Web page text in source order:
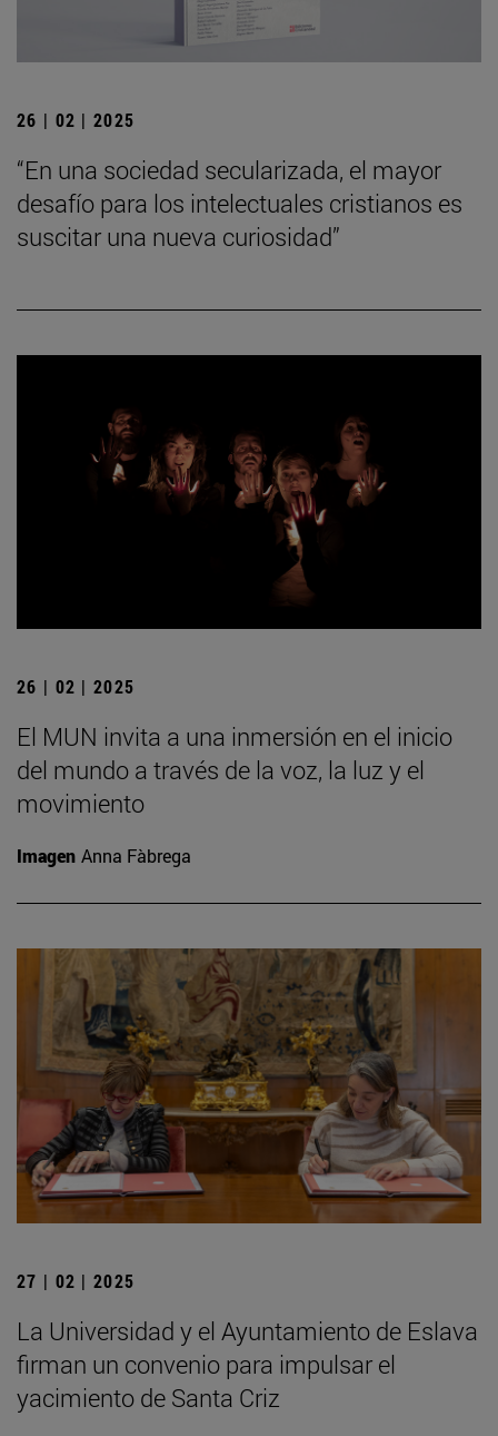
26 | 02 | 2025
“En una sociedad secularizada, el mayor
desafío para los intelectuales cristianos es
suscitar una nueva curiosidad”
26 | 02 | 2025
El MUN invita a una inmersión en el inicio
del mundo a través de la voz, la luz y el
movimiento
Imagen Anna Fàbrega
27 | 02 | 2025
La Universidad y el Ayuntamiento de Eslava
firman un convenio para impulsar el
yacimiento de Santa Criz